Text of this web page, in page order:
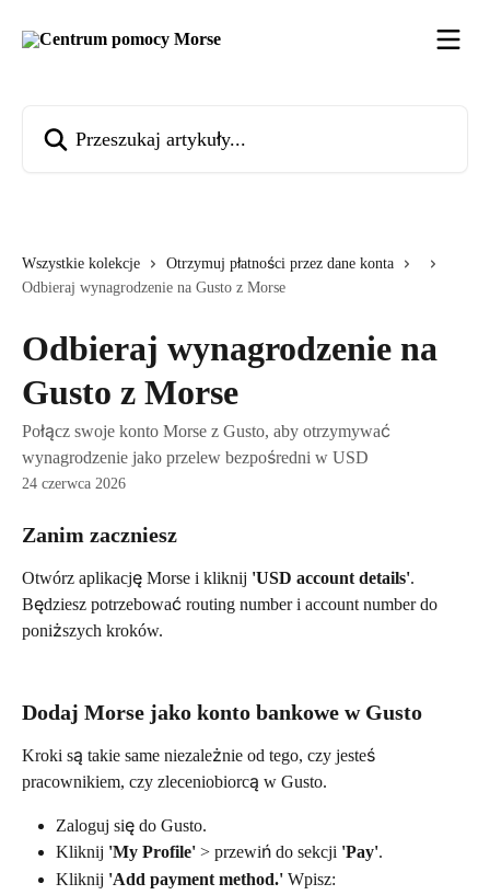
Wszystkie kolekcje
Otrzymuj płatności przez dane konta
Odbieraj wynagrodzenie na Gusto z Morse
Odbieraj wynagrodzenie na
Gusto z Morse
Połącz swoje konto Morse z Gusto, aby otrzymywać
wynagrodzenie jako przelew bezpośredni w USD
24 czerwca 2026
Zanim zaczniesz
Otwórz aplikację Morse i kliknij 'USD account details'.
Będziesz potrzebować routing number i account number do
poniższych kroków.
Dodaj Morse jako konto bankowe w Gusto
Kroki są takie same niezależnie od tego, czy jesteś
pracownikiem, czy zleceniobiorcą w Gusto.
Zaloguj się do Gusto.
Kliknij 'My Profile' > przewiń do sekcji 'Pay'.
Kliknij 'Add payment method.' Wpisz: